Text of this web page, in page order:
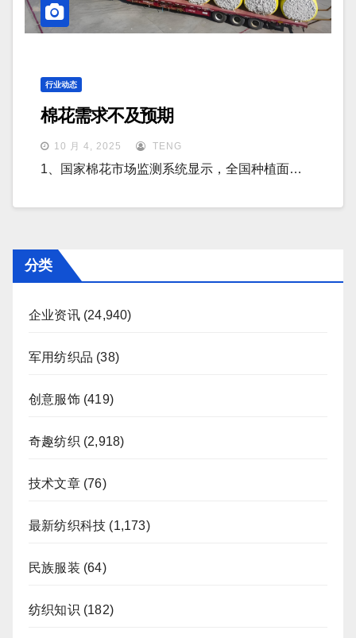
行业动态
棉花需求不及预期
10 月 4, 2025 TENG
1、国家棉花市场监测系统显示，全国种植面…
分类
企业资讯(24,940)
军用纺织品 (38)
创意服饰(419)
奇趣纺织 (2,918)
技术文章(76)
最新纺织科技 (1,173)
民族服装 (64)
纺织知识 (182)